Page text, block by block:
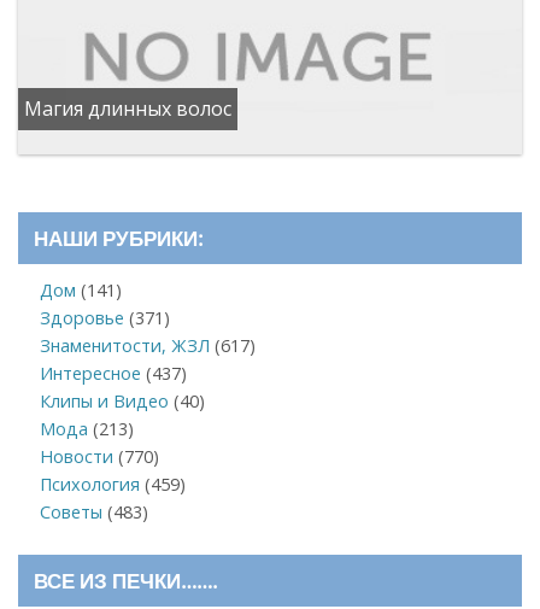
Магия длинных волос
НАШИ РУБРИКИ:
Дом (141)
Здоровье (371)
Знаменитости, ЖЗЛ (617)
Интересное (437)
Клипы и Видео (40)
Мода (213)
Новости (770)
Психология (459)
Советы (483)
ВСЕ ИЗ ПЕЧКИ…….